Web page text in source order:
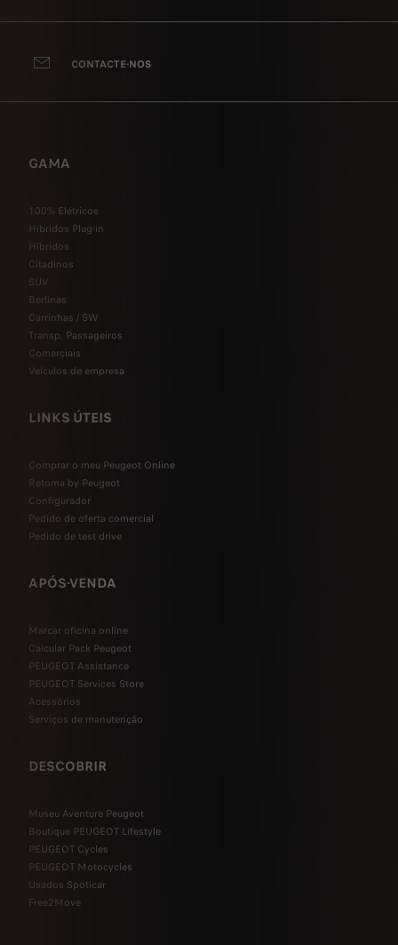
CONTACTE-NOS
GAMA
100% Elétricos
Híbridos Plug-in
Híbridos
Citadinos
SUV
Berlinas
Carrinhas / SW
Transp. Passageiros
Comerciais
Veículos de empresa
LINKS ÚTEIS
Comprar o meu Peugeot Online
Retoma by Peugeot
Configurador
Pedido de oferta comercial
Pedido de test drive
APÓS-VENDA
Marcar oficina online
Calcular Pack Peugeot
PEUGEOT Assistance
PEUGEOT Services Store
Acessórios
Serviços de manutenção
DESCOBRIR
Museu Aventure Peugeot
Boutique PEUGEOT Lifestyle
PEUGEOT Cycles
PEUGEOT Motocycles
Usados Spoticar
Free2Move